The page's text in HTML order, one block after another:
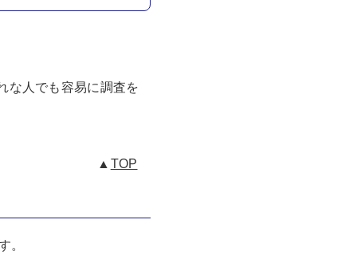
な人でも容易に調査を
▲ TOP
。